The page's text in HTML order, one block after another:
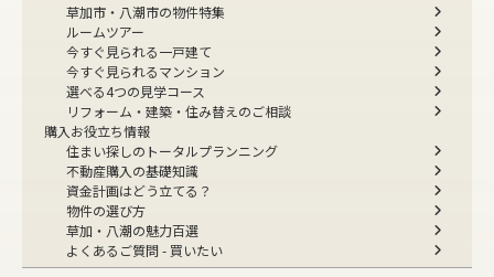
草加市・八潮市の物件特集
ルームツアー
今すぐ見られる一戸建て
今すぐ見られるマンション
選べる4つの見学コース
リフォーム・建築・住み替えのご相談
購入お役立ち情報
住まい探しのトータルプランニング
不動産購入の基礎知識
資金計画はどう立てる？
物件の選び方
草加・八潮の魅力百選
よくあるご質問 - 買いたい